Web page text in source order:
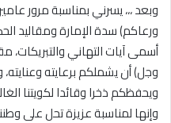
وبعد ،،، يسرني بمناسبة مرور
ورعاكم) سدة الإمارة ومقاليد
أسمى آيات التهاني والتبريكات،
وجل) أن يشملكم برعايته
ويحفظكم ذخرا وقائدا لكويتنا
وإنها لمناسبة عزيزة تحل على